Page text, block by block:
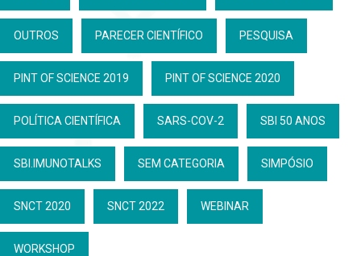
OUTROS PARECER CIENTÍFICO PESQUISA
PINT OF SCIENCE 2019 PINT OF SCIENCE 2020
POLÍTICA CIENTÍFICA SARS-COV-2 SBI 50 ANOS
SBI.IMUNOTALKS SEM CATEGORIA SIMPÓSIO
SNCT 2020 SNCT 2022 WEBINAR
WORKSHOP